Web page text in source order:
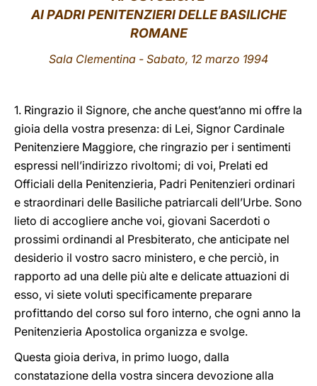
AI PADRI PENITENZIERI DELLE BASILICHE
ROMANE
Sala Clementina - Sabato, 12 marzo 1994
1. Ringrazio il Signore, che anche quest’anno mi offre la
gioia della vostra presenza: di Lei, Signor Cardinale
Penitenziere Maggiore, che ringrazio per i sentimenti
espressi nell’indirizzo rivoltomi; di voi, Prelati ed
Officiali della Penitenzieria, Padri Penitenzieri ordinari
e straordinari delle Basiliche patriarcali dell’Urbe. Sono
lieto di accogliere anche voi, giovani Sacerdoti o
prossimi ordinandi al Presbiterato, che anticipate nel
desiderio il vostro sacro ministero, e che perciò, in
rapporto ad una delle più alte e delicate attuazioni di
esso, vi siete voluti specificamente preparare
profittando del corso sul foro interno, che ogni anno la
Penitenzieria Apostolica organizza e svolge.
Questa gioia deriva, in primo luogo, dalla
constatazione della vostra sincera devozione alla